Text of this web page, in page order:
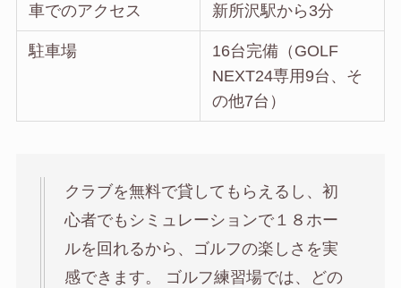
車でのアクセス 新所沢駅から3分
駐車場
16台完備（GOLF
NEXT24専用9台、そ
の他7台）
クラブを無料で貸してもらえるし、初
心者でもシミュレーションで１８ホー
ルを回れるから、ゴルフの楽しさを実
感できます。 ゴルフ練習場では、どの